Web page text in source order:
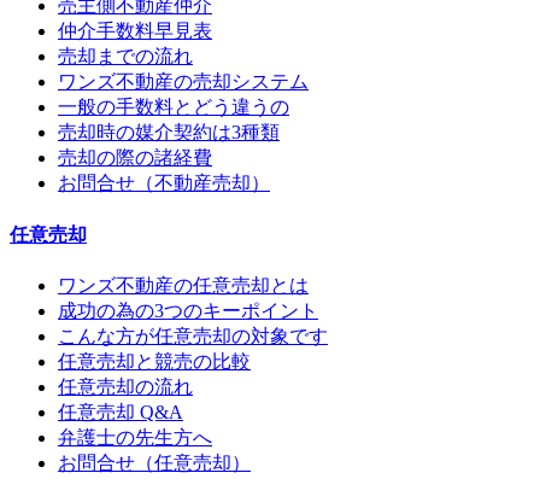
売主側不動産仲介
仲介手数料早見表
売却までの流れ
ワンズ不動産の売却システム
一般の手数料とどう違うの
売却時の媒介契約は3種類
売却の際の諸経費
お問合せ（不動産売却）
任意売却
ワンズ不動産の任意売却とは
成功の為の3つのキーポイント
こんな方が任意売却の対象です
任意売却と競売の比較
任意売却の流れ
任意売却 Q&A
弁護士の先生方へ
お問合せ（任意売却）